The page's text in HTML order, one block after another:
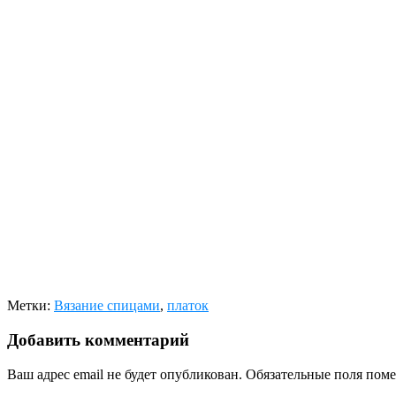
Метки: Вязание спицами, платок
Добавить комментарий
Ваш адрес email не будет опубликован. Обязательные поля